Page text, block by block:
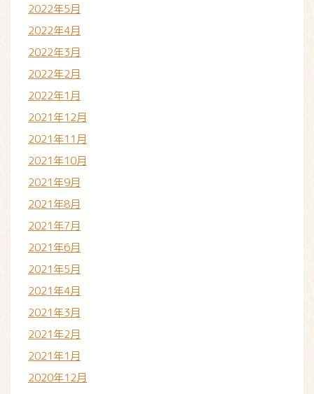
2022年5月
2022年4月
2022年3月
2022年2月
2022年1月
2021年12月
2021年11月
2021年10月
2021年9月
2021年8月
2021年7月
2021年6月
2021年5月
2021年4月
2021年3月
2021年2月
2021年1月
2020年12月